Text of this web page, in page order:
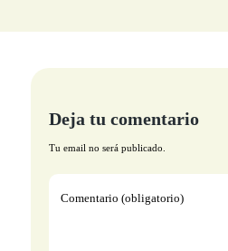
Deja tu comentario
Tu email no será publicado.
Comentario (obligatorio)